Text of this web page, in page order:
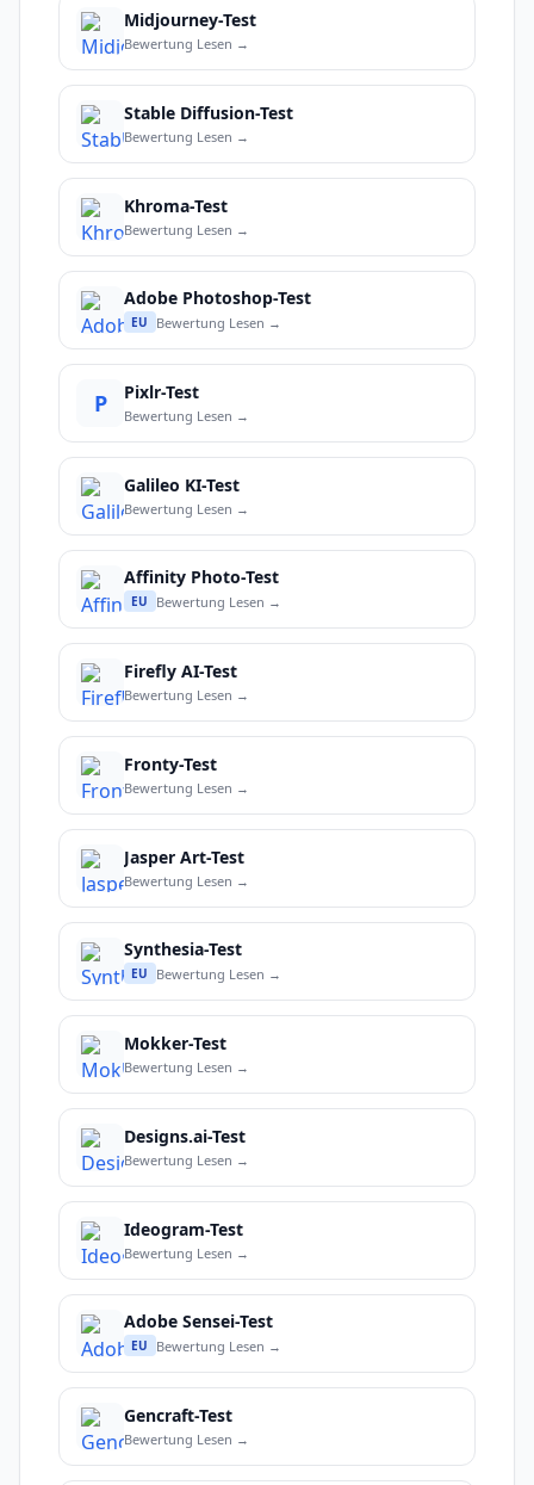
Midjourney-Test
Bewertung Lesen →
Stable Diffusion-Test
Bewertung Lesen →
Khroma-Test
Bewertung Lesen →
Adobe Photoshop-Test
EU Bewertung Lesen →
P Pixlr-Test
Bewertung Lesen →
Galileo KI-Test
Bewertung Lesen →
Affinity Photo-Test
EU Bewertung Lesen →
Firefly AI-Test
Bewertung Lesen →
Fronty-Test
Bewertung Lesen →
Jasper Art-Test
Bewertung Lesen →
Synthesia-Test
EU Bewertung Lesen →
Mokker-Test
Bewertung Lesen →
Designs.ai-Test
Bewertung Lesen →
Ideogram-Test
Bewertung Lesen →
Adobe Sensei-Test
EU Bewertung Lesen →
Gencraft-Test
Bewertung Lesen →